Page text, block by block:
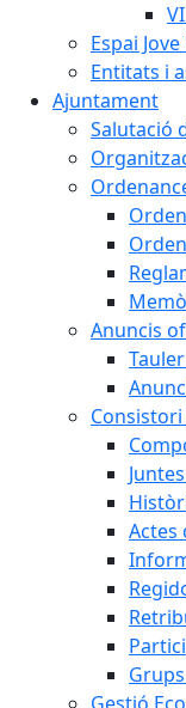
Espai
Entitats i
Ajuntament
Salutació
Anuncis
Actes